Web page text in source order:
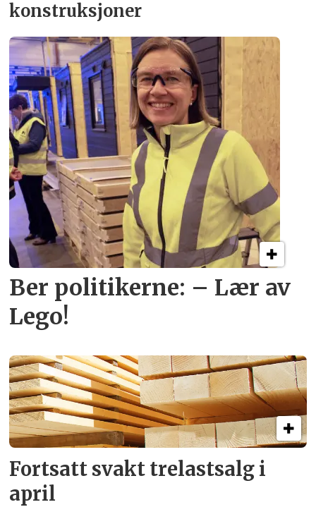
konstruksjoner
Ber politikerne: – Lær av
Lego!
Fortsatt svakt trelastsalg i
april